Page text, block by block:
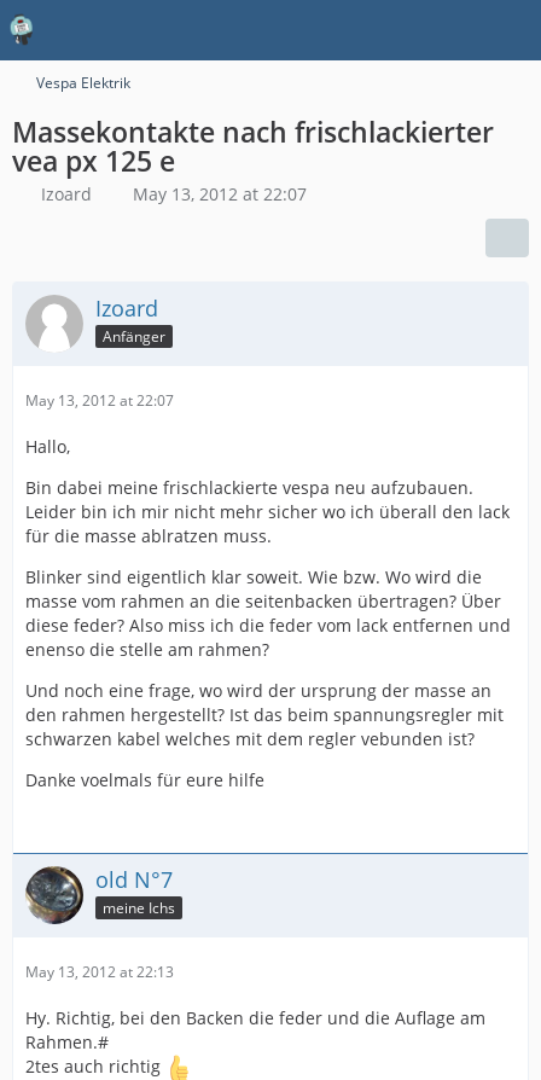
Vespa Elektrik
Massekontakte nach frischlackierter
vea px 125 e
Izoard May 13, 2012 at 22:07
Izoard
Anfänger
May 13, 2012 at 22:07
Hallo,
Bin dabei meine frischlackierte vespa neu aufzubauen.
Leider bin ich mir nicht mehr sicher wo ich überall den lack
für die masse ablratzen muss.
Blinker sind eigentlich klar soweit. Wie bzw. Wo wird die
masse vom rahmen an die seitenbacken übertragen? Über
diese feder? Also miss ich die feder vom lack entfernen und
enenso die stelle am rahmen?
Und noch eine frage, wo wird der ursprung der masse an
den rahmen hergestellt? Ist das beim spannungsregler mit
schwarzen kabel welches mit dem regler vebunden ist?
Danke voelmals für eure hilfe
old N°7
meine Ichs
May 13, 2012 at 22:13
Hy. Richtig, bei den Backen die feder und die Auflage am
Rahmen.#
2tes auch richtig